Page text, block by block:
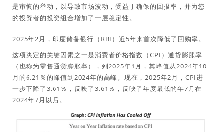
是审慎的举动，以导致市场波动，受益于确保的回报率，并为您
的投资者的投资组合增加了一层稳定性。
2025年2月，印度储备银行（RBI）近5年来首次降低了回购率。
这项决定的关键因素之一是消费者价格指数（CPI）通货膨胀率
（也称为零售通货膨胀率），到2025年1月，其峰值从2024年10
月的6.21％的峰值到2024年的高峰。现在，2025年2月，CPI进
一步下降了3.61％，反映了3.61％，反映了年度最低的年7月在
2024年7月以后。